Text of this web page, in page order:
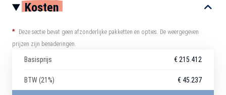
Kosten
*
Deze sectie bevat geen afzonderlijke pakketten en opties. De weergegeven
prijzen zijn benaderingen.
Basisprijs € 215.412
BTW (21%) € 45.237